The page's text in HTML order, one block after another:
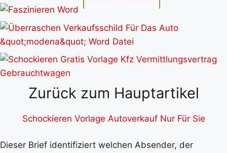
Zurück zum Hauptartikel
Schockieren Vorlage Autoverkauf Nur Für Sie
Dieser Brief identifiziert welchen Absender, der